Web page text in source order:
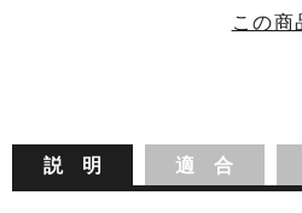
この商
説 明 適 合